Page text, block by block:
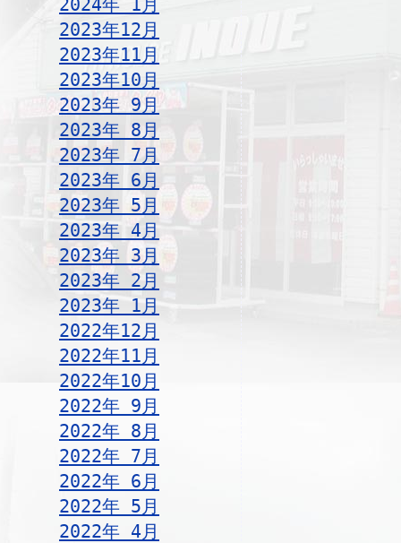
2024年 1月
2023年12月
2023年11月
2023年10月
2023年 9月
2023年 8月
2023年 7月
2023年 6月
2023年 5月
2023年 4月
2023年 3月
2023年 2月
2023年 1月
2022年12月
2022年11月
2022年10月
2022年 9月
2022年 8月
2022年 7月
2022年 6月
2022年 5月
2022年 4月